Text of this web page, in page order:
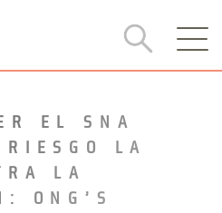
EL SNA
LA
LA
ONG’S